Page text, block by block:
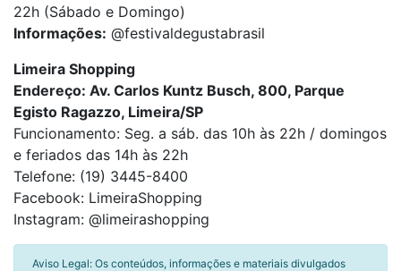
22h (Sábado e Domingo)
Informações: @festivaldegustabrasil
Limeira Shopping
Endereço: Av. Carlos Kuntz Busch, 800, Parque
Egisto Ragazzo, Limeira/SP
Funcionamento: Seg. a sáb. das 10h às 22h / domingos
e feriados das 14h às 22h
Telefone: (19) 3445-8400
Facebook: LimeiraShopping
Instagram: @limeirashopping
Aviso Legal: Os conteúdos, informações e materiais divulgados